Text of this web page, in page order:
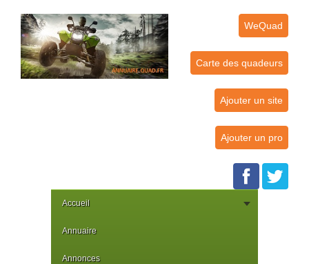
WeQuad
Carte des quadeurs
Ajouter un site
Ajouter un pro
Accueil
Annuaire
Annonces